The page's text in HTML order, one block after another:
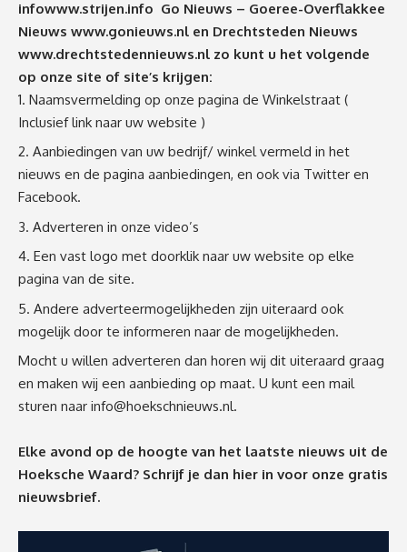
infowww.strijen.info Go Nieuws – Goeree-Overflakkee
Nieuws www.gonieuws.nl en Drechtsteden Nieuws
www.drechtstedennieuws.nl zo kunt u het volgende
op onze site of site’s krijgen:
Naamsvermelding op onze pagina de Winkelstraat (
Inclusief link naar uw website )
Aanbiedingen van uw bedrijf/ winkel vermeld in het
nieuws en de pagina aanbiedingen, en ook via Twitter en
Facebook.
Adverteren in onze video’s
Een vast logo met doorklik naar uw website op elke
pagina van de site.
Andere adverteermogelijkheden zijn uiteraard ook
mogelijk door te informeren naar de mogelijkheden.
Mocht u willen adverteren dan horen wij dit uiteraard graag
en maken wij een aanbieding op maat. U kunt een mail
sturen naar info@hoekschnieuws.nl.
Elke avond op de hoogte van het laatste nieuws uit de
Hoeksche Waard? Schrijf je dan hier in voor onze gratis
nieuwsbrief.